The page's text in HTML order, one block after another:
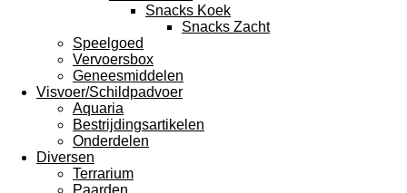
Snacks Koek
Snacks Zacht
Speelgoed
Vervoersbox
Geneesmiddelen
Visvoer/Schildpadvoer
Aquaria
Bestrijdingsartikelen
Onderdelen
Diversen
Terrarium
Paarden